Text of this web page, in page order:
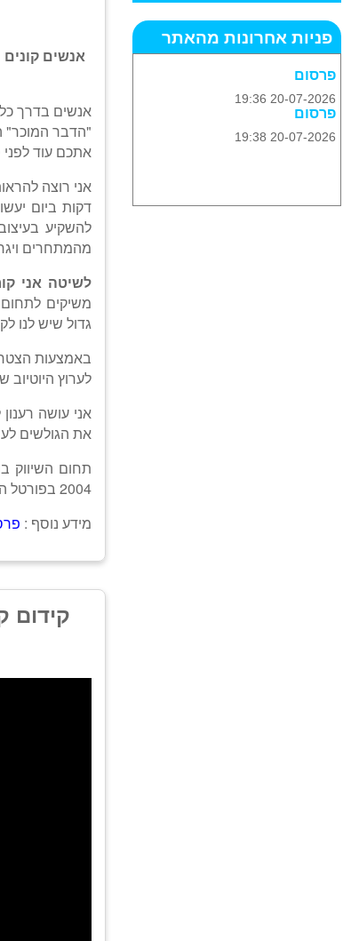
פניות אחרונות מהאתר
פרסום
20-07-2026 19:36
פרסום
20-07-2026 19:38
אנשים
אנשים בדרך
"הדבר המוכר"
אתכם עוד
דקות ביום
להשקיע
מהמתחרים
לשיטה אני
משיקים
גדול שיש לנו
באמצעות
לערוץ היוטיוב
אני עושה
את הגולשים
תחום השיווק
2004 בפורטל העיר באר שבע.
מידע נוסף :
קידום